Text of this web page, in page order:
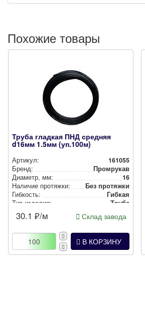
Похожие товары
Труба гладкая ПНД средняя
d16мм 1.5мм (уп.100м)
Артикул:
161055
Бренд:
Промрукав
Диаметр, мм:
16
Наличие протяжки:
Без протяжки
Гибкость:
Гибкая
Тип изделия:
Труба
30.1 ₽/м Склад завода
В КОРЗИНУ